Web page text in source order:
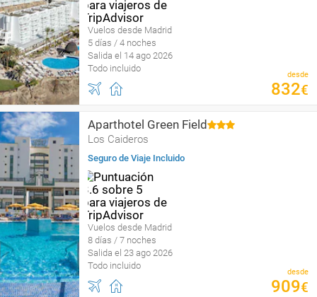
Vuelos desde Madrid
5 días / 4 noches
Salida el 14 ago 2026
Todo incluido
desde
832€
Aparthotel Green Field
Los Caideros
Seguro de Viaje Incluido
Vuelos desde Madrid
8 días / 7 noches
Salida el 23 ago 2026
Todo incluido
desde
909€